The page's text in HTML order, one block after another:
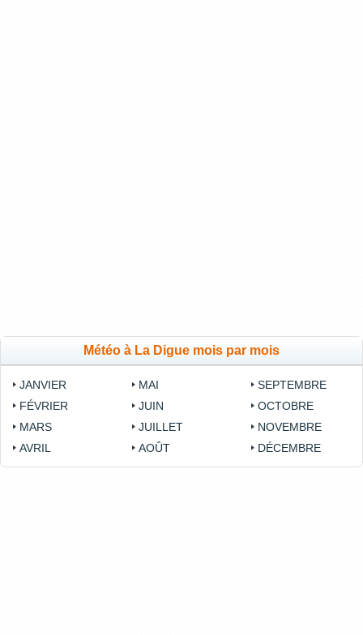
Météo à La Digue mois par mois
JANVIER
FÉVRIER
MARS
AVRIL
MAI
JUIN
JUILLET
AOÛT
SEPTEMBRE
OCTOBRE
NOVEMBRE
DÉCEMBRE